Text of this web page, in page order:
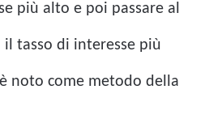
più alto e poi passare al
il tasso di interesse più
noto come metodo della